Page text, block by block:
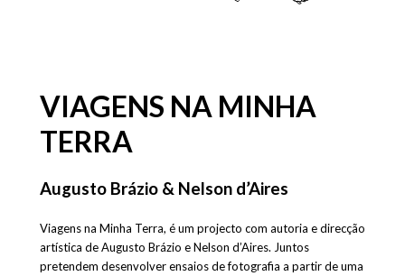
VIAGENS NA MINHA
TERRA
Augusto Brázio & Nelson d’Aires
Viagens na Minha Terra, é um projecto com autoria e direcção
artística de Augusto Brázio e Nelson d’Aires. Juntos
pretendem desenvolver ensaios de fotografia a partir de uma